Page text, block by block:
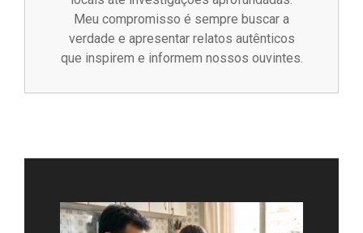
Meu compromisso é sempre buscar a
verdade e apresentar relatos autênticos
que inspirem e informem nossos ouvintes.